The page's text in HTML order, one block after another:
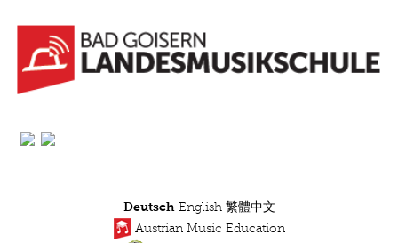
Inhalt
Deutsch English 繁體中文
Austrian Music Education